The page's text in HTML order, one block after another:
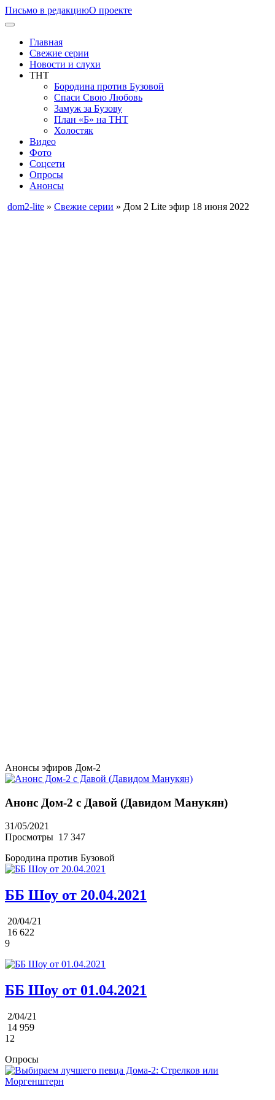
Письмо в редакциюО проекте
Главная
Свежие серии
Новости и слухи
ТНТ
Бородина против Бузовой
Спаси Свою Любовь
Замуж за Бузову
План «Б» на ТНТ
Холостяк
Видео
Фото
Соцсети
Опросы
Анонсы
dom2-lite » Свежие серии » Дом 2 Lite эфир 18 июня 2022
Анонсы эфиров Дом-2
Анонс Дом-2 с Давой (Давидом Манукян)
31/05/2021
Просмотры 17 347
Бородина против Бузовой
ББ Шоу от 20.04.2021
20/04/21
16 622
9
ББ Шоу от 01.04.2021
2/04/21
14 959
12
Опросы